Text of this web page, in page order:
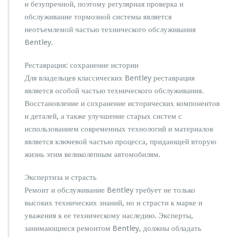
и безупречной, поэтому регулярная проверка и
обслуживание тормозной системы является
неотъемлемой частью технического обслуживания
Bentley.
Реставрация: сохранение истории
Для владельцев классических Bentley реставрация
является особой частью технического обслуживания.
Восстановление и сохранение исторических компонентов
и деталей, а также улучшение старых систем с
использованием современных технологий и материалов
является ключевой частью процесса, придающей вторую
жизнь этим великолепным автомобилям.
Экспертиза и страсть
Ремонт и обслуживание Bentley требует не только
высоких технических знаний, но и страсти к марке и
уважения к ее техническому наследию. Эксперты,
занимающиеся ремонтом Bentley, должны обладать